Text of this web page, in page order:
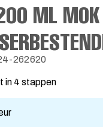
ML MOK
262620
in 4 stappen